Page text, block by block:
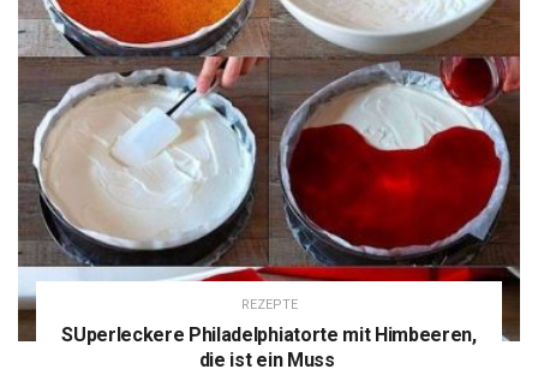
REZEPTE
SUperleckere Philadelphiatorte mit Himbeeren,
die ist ein Muss